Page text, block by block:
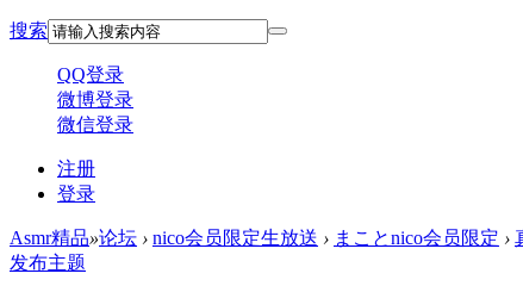
搜索
QQ登录
微博登录
微信登录
注册
登录
Asmr精品»论坛 › nico会员限定生放送 › まことnico会员限定 ›
发布主题